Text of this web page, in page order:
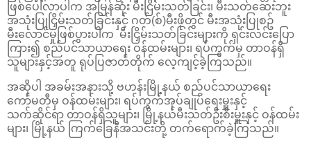
ဖြစ်ပေါ်လာပါက အမြန်ဆုံး မီးငြိမ်းသတ်ခြင်း၊ မီးသတ်ဆေးဘူး
အသုံးပြုငြှိမ်းသတ်ခြင်းနှင့် ဂတ်(စ်)မီးဖိုတွင် မီးအသုံးပြုစဥ်
မီးလောင်မှုဖြစ်ပွားပါက မီးငြှိမ်းသတ်ခြင်းများကို ရှင်းလင်းပြော
ကြား၍ စည်ပင်သာယာ​ရေး ဝန်ထမ်းများ၊ ရပ်ကွက်မှ တာဝန်ရှိ
သူများနှင့်အတူ ရုပ်ပြဇာတ်တိုက် လေ့ကျင့်ခဲ့ကြသည်။
အဆိုပါ အခမ်းအနားသို့ ဗဟန်းမြို့နယ် စည်ပင်သာယာ​ရေး​
ကော်မတီမှ ဝန်ထမ်းများ​၊ ရပ်ကွက်အုပ်ချုပ်​ရေးမှူးနှင့်
သက်ဆိုင်ရာ တာဝန်ရှိသူများ၊ မြို့နယ်မီးသတ်ဦးစီးမှူးနှင့် ဝန်ထမ်း
များ၊ မြို့နယ် ကြက်ခြေနီအသင်းတို့ တက်ရောက်ခဲ့ကြသည်။